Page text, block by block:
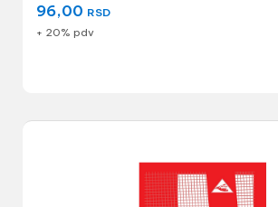
96,00 RSD
+ 20% pdv